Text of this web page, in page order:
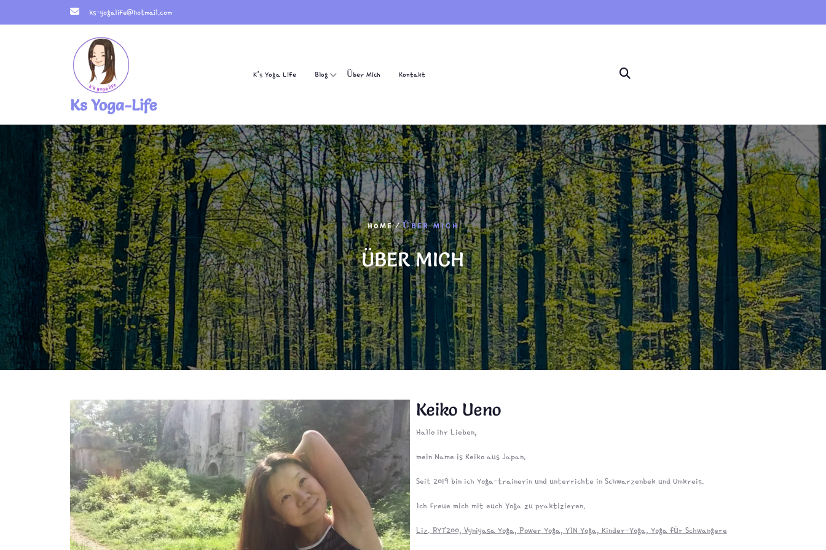
ks-yogalife@hotmail.com
Ks Yoga-Life
K’s Yoga Life Blog Über Mich Kontakt
HOME/ÜBER MICH
ÜBER MICH
Keiko Ueno
Hallo ihr Lieben,
mein Name is Keiko aus Japan.
Seit 2019 bin ich Yoga-trainerin und unterrichte in Schwarzenbek und Umkreis.
Ich freue mich mit euch Yoga zu praktizieren.
Liz. RYT200, Vyniyasa Yoga, Power Yoga, YIN Yoga, Kinder-Yoga, Yoga für Schwangere